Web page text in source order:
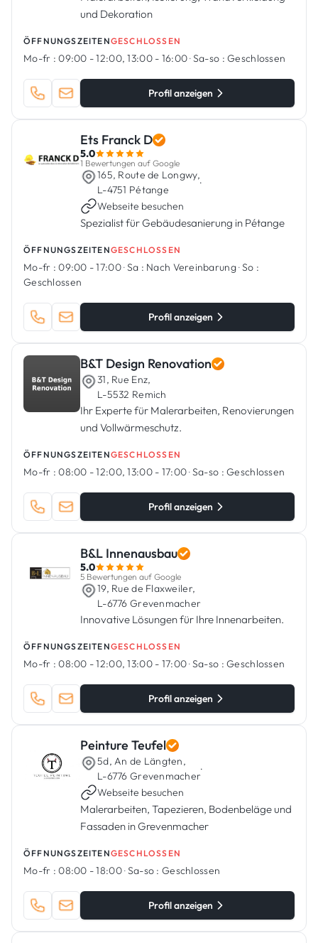
und Dekoration
ÖFFNUNGSZEITENGESCHLOSSEN
Mo-fr : 09:00 - 12:00, 13:00 - 16:00·Sa-so : Geschlossen
Profil anzeigen
Ets Franck D
5.0
1 Bewertungen auf Google
165, Route de Longwy,
L-4751 Pétange
·
Webseite besuchen
Spezialist für Gebäudesanierung in Pétange
ÖFFNUNGSZEITENGESCHLOSSEN
Mo-fr : 09:00 - 17:00·Sa : Nach Vereinbarung·So :
Geschlossen
Profil anzeigen
B&T Design Renovation
31, Rue Enz,
L-5532 Remich
Ihr Experte für Malerarbeiten, Renovierungen
und Vollwärmeschutz.
ÖFFNUNGSZEITENGESCHLOSSEN
Mo-fr : 08:00 - 12:00, 13:00 - 17:00·Sa-so : Geschlossen
Profil anzeigen
B&L Innenausbau
5.0
5 Bewertungen auf Google
19, Rue de Flaxweiler,
L-6776 Grevenmacher
Innovative Lösungen für Ihre Innenarbeiten.
ÖFFNUNGSZEITENGESCHLOSSEN
Mo-fr : 08:00 - 12:00, 13:00 - 17:00·Sa-so : Geschlossen
Profil anzeigen
Peinture Teufel
5d, An de Längten,
L-6776 Grevenmacher
·
Webseite besuchen
Malerarbeiten, Tapezieren, Bodenbeläge und
Fassaden in Grevenmacher
ÖFFNUNGSZEITENGESCHLOSSEN
Mo-fr : 08:00 - 18:00·Sa-so : Geschlossen
Profil anzeigen